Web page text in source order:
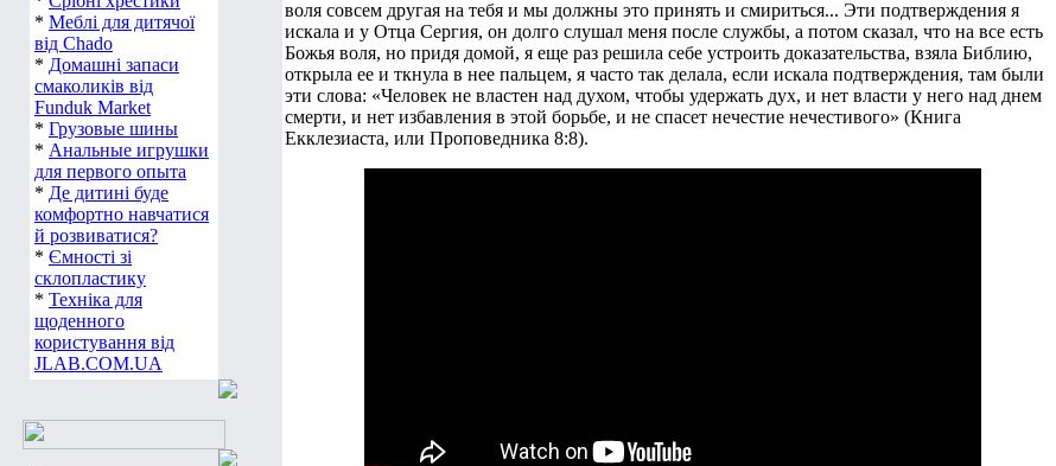
* Меблі для дитячої
від Chado
* Домашні запаси
смаколиків від
Funduk Market
* Грузовые шины
* Анальные игрушки
для первого опыта
* Де дитині буде
комфортно навчатися
й розвиватися?
* Ємності зі
склопластику
* Техніка для
щоденного
користування від
JLAB.COM.UA
воля совсем другая на тебя и мы должны это принять и смириться... Эти подтверждения я
искала и у Отца Сергия, он долго слушал меня после службы, а потом сказал, что на все есть
Божья воля, но придя домой, я еще раз решила себе устроить доказательства, взяла Библию,
открыла ее и ткнула в нее пальцем, я часто так делала, если искала подтверждения, там были
эти слова: «Человек не властен над духом, чтобы удержать дух, и нет власти у него над днем
смерти, и нет избавления в этой борьбе, и не спасет нечестие нечестивого» (Книга
Екклезиаста, или Проповедника 8:8).